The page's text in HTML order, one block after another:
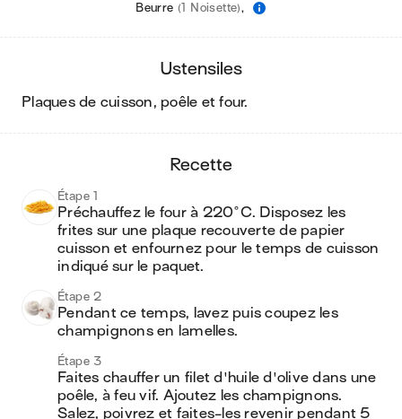
Beurre (1 Noisette),
ustensiles
plaques de cuisson, poêle et four.
recette
Étape 1
Préchauffez le four à 220°C. Disposez les
frites sur une plaque recouverte de papier
cuisson et enfournez pour le temps de cuisson
indiqué sur le paquet.
Étape 2
Pendant ce temps, lavez puis coupez les
champignons en lamelles.
Étape 3
Faites chauffer un filet d'huile d'olive dans une
poêle, à feu vif. Ajoutez les champignons.
Salez, poivrez et faites-les revenir pendant 5